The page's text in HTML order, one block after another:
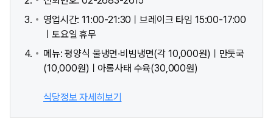
영업시간: 11:00-21:30ㅣ브레이크 타임 15:00-17:00
ㅣ토요일 휴무
메뉴: 평양식 물냉면·비빔냉면(각 10,000원)ㅣ만둣국
(10,000원)ㅣ아롱사태 수육(30,000원)
식당정보 자세히보기